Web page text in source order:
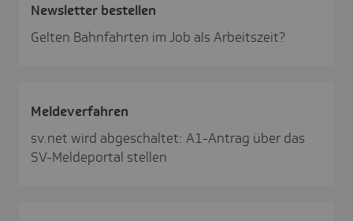
News­letter bestellen
Gelten Bahnfahrten im Job als Arbeitszeit?
Melde­ver­fahren
sv.net wird abgeschaltet: A1-Antrag über das
SV-Meldeportal stellen